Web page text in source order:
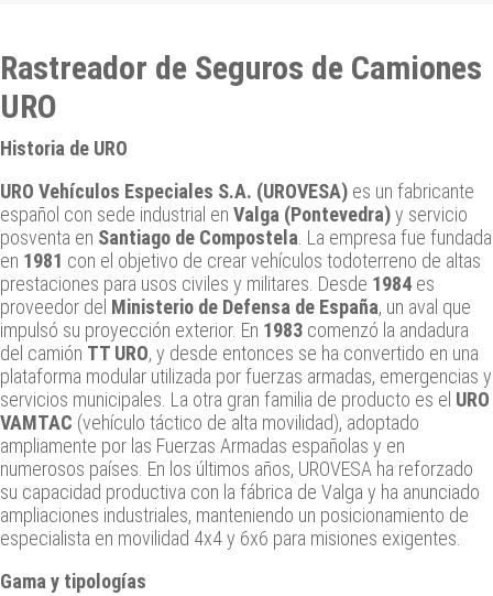
Rastreador de Seguros de Camiones
URO
Historia de URO
URO Vehículos Especiales S.A. (UROVESA) es un fabricante
español con sede industrial en Valga (Pontevedra)y servicio
posventa en Santiago de Compostela . La empresa fue fundada
en 1981 con el objetivo de crear vehículos todoterreno de altas
prestaciones para usos civiles y militares. Desde 1984 es
proveedor del Ministerio de Defensa de España, un aval que
impulsó su proyección exterior. En 1983 comenzó la andadura
del camión TT URO, y desde entonces se ha convertido en una
plataforma modular utilizada por fuerzas armadas, emergencias y
servicios municipales. La otra gran familia de producto es el URO
VAMTAC (vehículo táctico de alta movilidad), adoptado
ampliamente por las Fuerzas Armadas españolas y en
numerosos países. En los últimos años, UROVESA ha reforzado
su capacidad productiva con la fábrica de Valga y ha anunciado
ampliaciones industriales, manteniendo un posicionamiento de
especialista en movilidad 4x4 y 6x6 para misiones exigentes.
Gama y tipologías